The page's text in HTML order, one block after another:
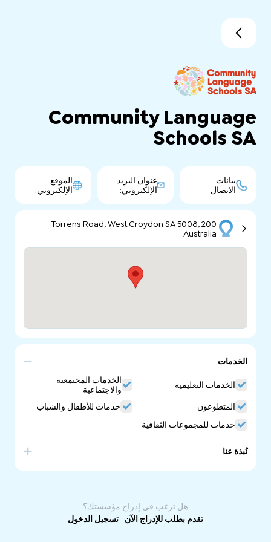
Community Language
Schools SA
بيانات
الاتصال
عنوان البريد
الإلكتروني:
الموقع
الإلكتروني:
200 Torrens Road, West Croydon SA 5008,
Australia
الخدمات
الخدمات التعليمية
الخدمات المجتمعية
والاجتماعية
المتطوعون
خدمات للأطفال والشباب
خدمات للمجموعات الثقافية
نُبذة عنا
هل ترغب في إدراج مؤسستك؟
تقدم بطلب للإدراج الآن | تسجيل الدخول